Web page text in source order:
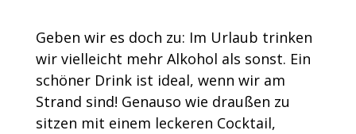
Geben wir es doch zu: Im Urlaub trinken
wir vielleicht mehr Alkohol als sonst. Ein
schöner Drink ist ideal, wenn wir am
Strand sind! Genauso wie draußen zu
sitzen mit einem leckeren Cocktail,